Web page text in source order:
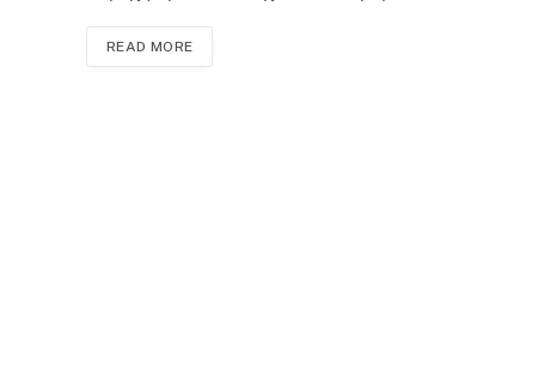
READ MORE